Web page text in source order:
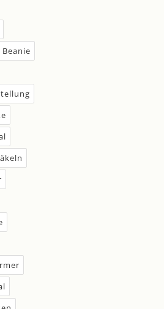
Beanie